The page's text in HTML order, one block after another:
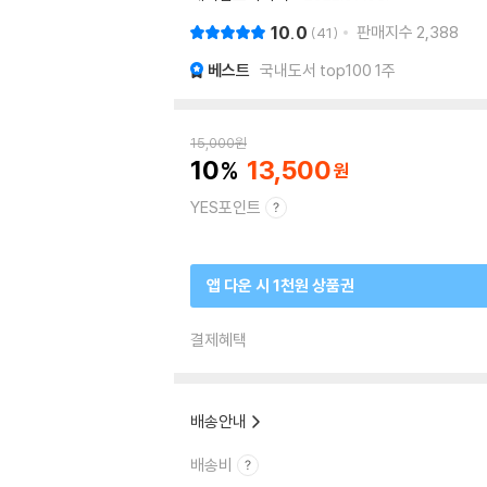
10.0 41 판매지수 2,388
베스트 국내도서 top100 1주
15,000원
10 13,500
YES포인트
앱 다운 시 1천원 상품권
결제혜택
배송안내
배송비